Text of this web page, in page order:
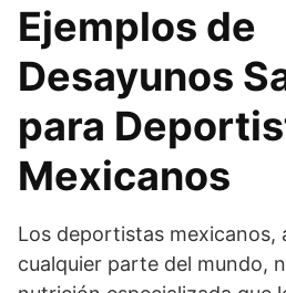
Ejemplos de
Desayunos
para
Mexicanos
Los deportistas mexicanos,
cualquier parte del mundo,